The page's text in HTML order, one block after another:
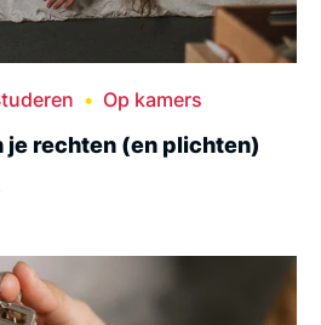
Op kamers
je rechten (en plichten)